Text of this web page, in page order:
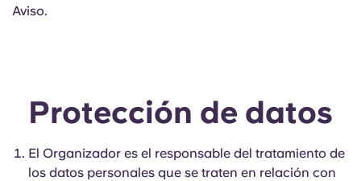
Aviso.
Protección de datos
El Organizador es el responsable del tratamiento de
los datos personales que se traten en relación con